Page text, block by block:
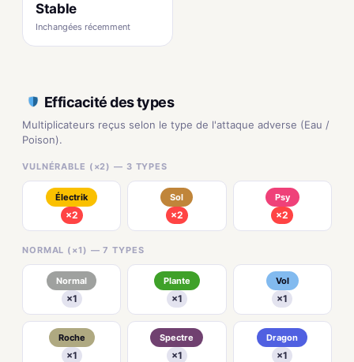
Stable
Inchangées récemment
Efficacité des types
Multiplicateurs reçus selon le type de l'attaque adverse (Eau /
Poison).
VULNÉRABLE (×2) — 3 TYPES
Électrik
×2
Sol
×2
Psy
×2
NORMAL (×1) — 7 TYPES
Normal
×1
Plante
×1
Vol
×1
Roche
×1
Spectre
×1
Dragon
×1